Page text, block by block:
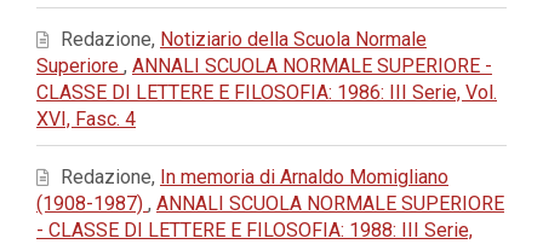
Redazione, Notiziario della Scuola Normale
Superiore , ANNALI SCUOLA NORMALE SUPERIORE -
CLASSE DI LETTERE E FILOSOFIA: 1986: III Serie, Vol.
XVI, Fasc. 4
Redazione, In memoria di Arnaldo Momigliano
(1908-1987) , ANNALI SCUOLA NORMALE SUPERIORE
- CLASSE DI LETTERE E FILOSOFIA: 1988: III Serie,